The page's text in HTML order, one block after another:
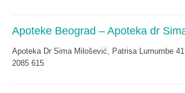
Apoteke Beograd – Apoteka dr
Apoteka Dr Sima Milošević, Patrisa Lumumbe
2085 615